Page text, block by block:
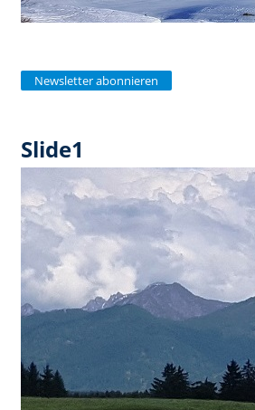
Newsletter abonnieren
Slide1